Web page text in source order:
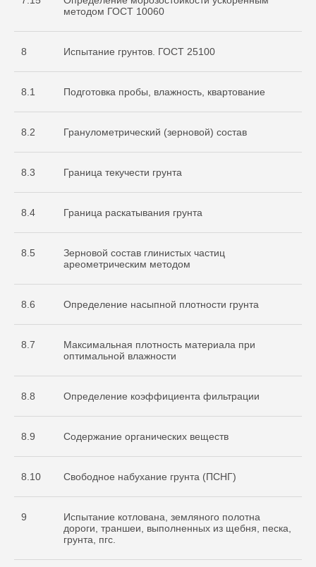
методом ГОСТ 10060
8 Испытание грунтов. ГОСТ 25100
8.1 Подготовка пробы, влажность, квартование
8.2 Гранулометрический (зерновой) состав
8.3 Граница текучести грунта
8.4 Граница раскатывания грунта
8.5
Зерновой состав глинистых частиц
ареометрическим методом
8.6 Определение насыпной плотности грунта
8.7
Максимальная плотность материала при
оптимальной влажности
8.8 Определение коэффициента фильтрации
8.9 Содержание органических веществ
8.10 Свободное набухание грунта (ПСНГ)
9
Испытание котлована, земляного полотна
дороги, траншеи, выполненных из щебня, песка,
грунта, пгс.